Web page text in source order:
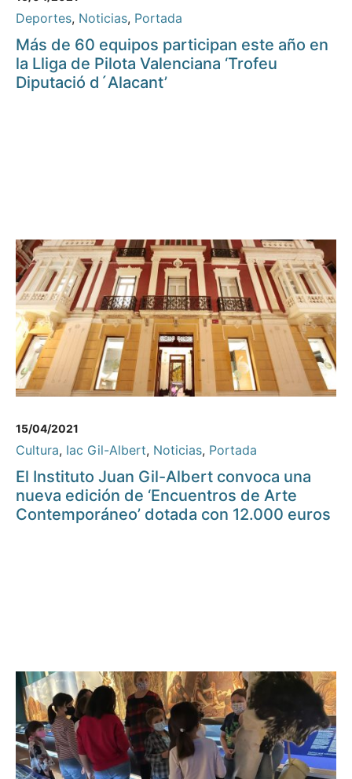
Deportes, Noticias, Portada
Más de 60 equipos participan este año en
la Lliga de Pilota Valenciana ‘Trofeu
Diputació d´Alacant’
15/04/2021
Cultura, Iac Gil-Albert, Noticias, Portada
El Instituto Juan Gil-Albert convoca una
nueva edición de ‘Encuentros de Arte
Contemporáneo’ dotada con 12.000 euros